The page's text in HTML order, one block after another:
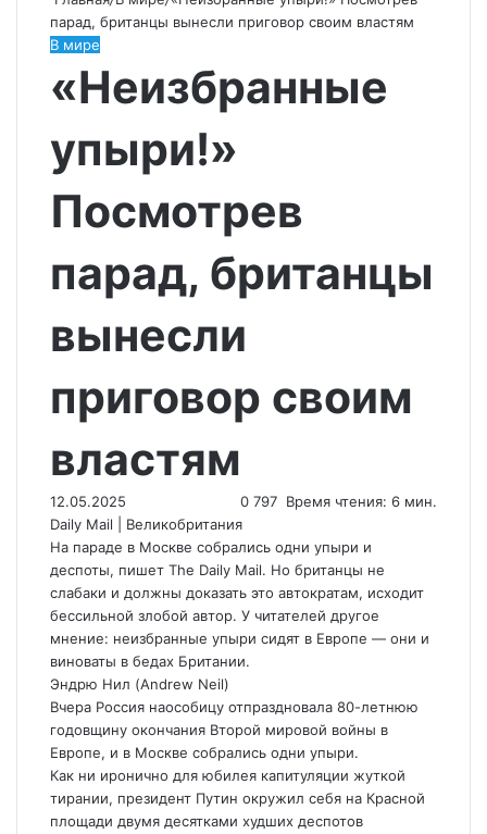
парад, британцы вынесли приговор своим властям
В мире
«Неизбранные
упыри!»
Посмотрев
парад, британцы
вынесли
приговор своим
властям
12.05.2025 0 797 Время чтения: 6 мин.
Daily Mail | Великобритания
На параде в Москве собрались одни упыри и
деспоты, пишет The Daily Mail. Но британцы не
слабаки и должны доказать это автократам, исходит
бессильной злобой автор. У читателей другое
мнение: неизбранные упыри сидят в Европе — они и
виноваты в бедах Британии.
Эндрю Нил (Andrew Neil)
Вчера Россия наособицу отпраздновала 80-летнюю
годовщину окончания Второй мировой войны в
Европе, и в Москве собрались одни упыри.
Как ни иронично для юбилея капитуляции жуткой
тирании, президент Путин окружил себя на Красной
площади двумя десятками худших деспотов